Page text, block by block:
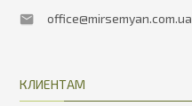
office@mirsemyan.com.ua
КЛИЕНТАМ